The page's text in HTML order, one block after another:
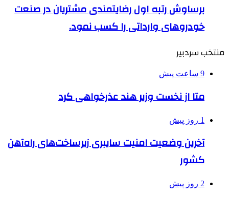
برساوش رتبه اول رضایتمندی مشتریان در صنعت
خودروهای وارداتی را کسب نمود.
منتخب سردبیر
9 ساعت پیش
متا از نخست وزیر هند عذرخواهی کرد
1 روز پیش
آخرین وضعیت امنیت سایبری زیرساخت‌های راه‌آهن
کشور
2 روز پیش